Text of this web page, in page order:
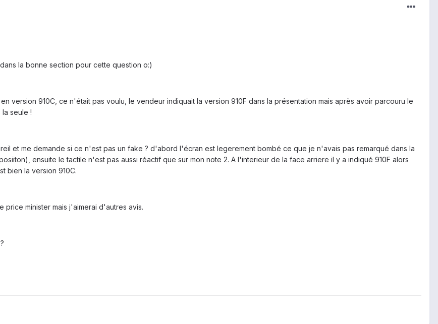
la bonne section pour cette question o:)
version 910C, ce n'était pas voulu, le vendeur indiquait la version 910F dans la présentation mais après avoir parcouru le
seule !
et me demande si ce n'est pas un fake ? d'abord l'écran est legerement bombé ce que je n'avais pas remarqué dans la
ensuite le tactile n'est pas aussi réactif que sur mon note 2. A l'interieur de la face arriere il y a indiqué 910F alors
bien la version 910C.
minister mais j'aimerai d'autres avis.